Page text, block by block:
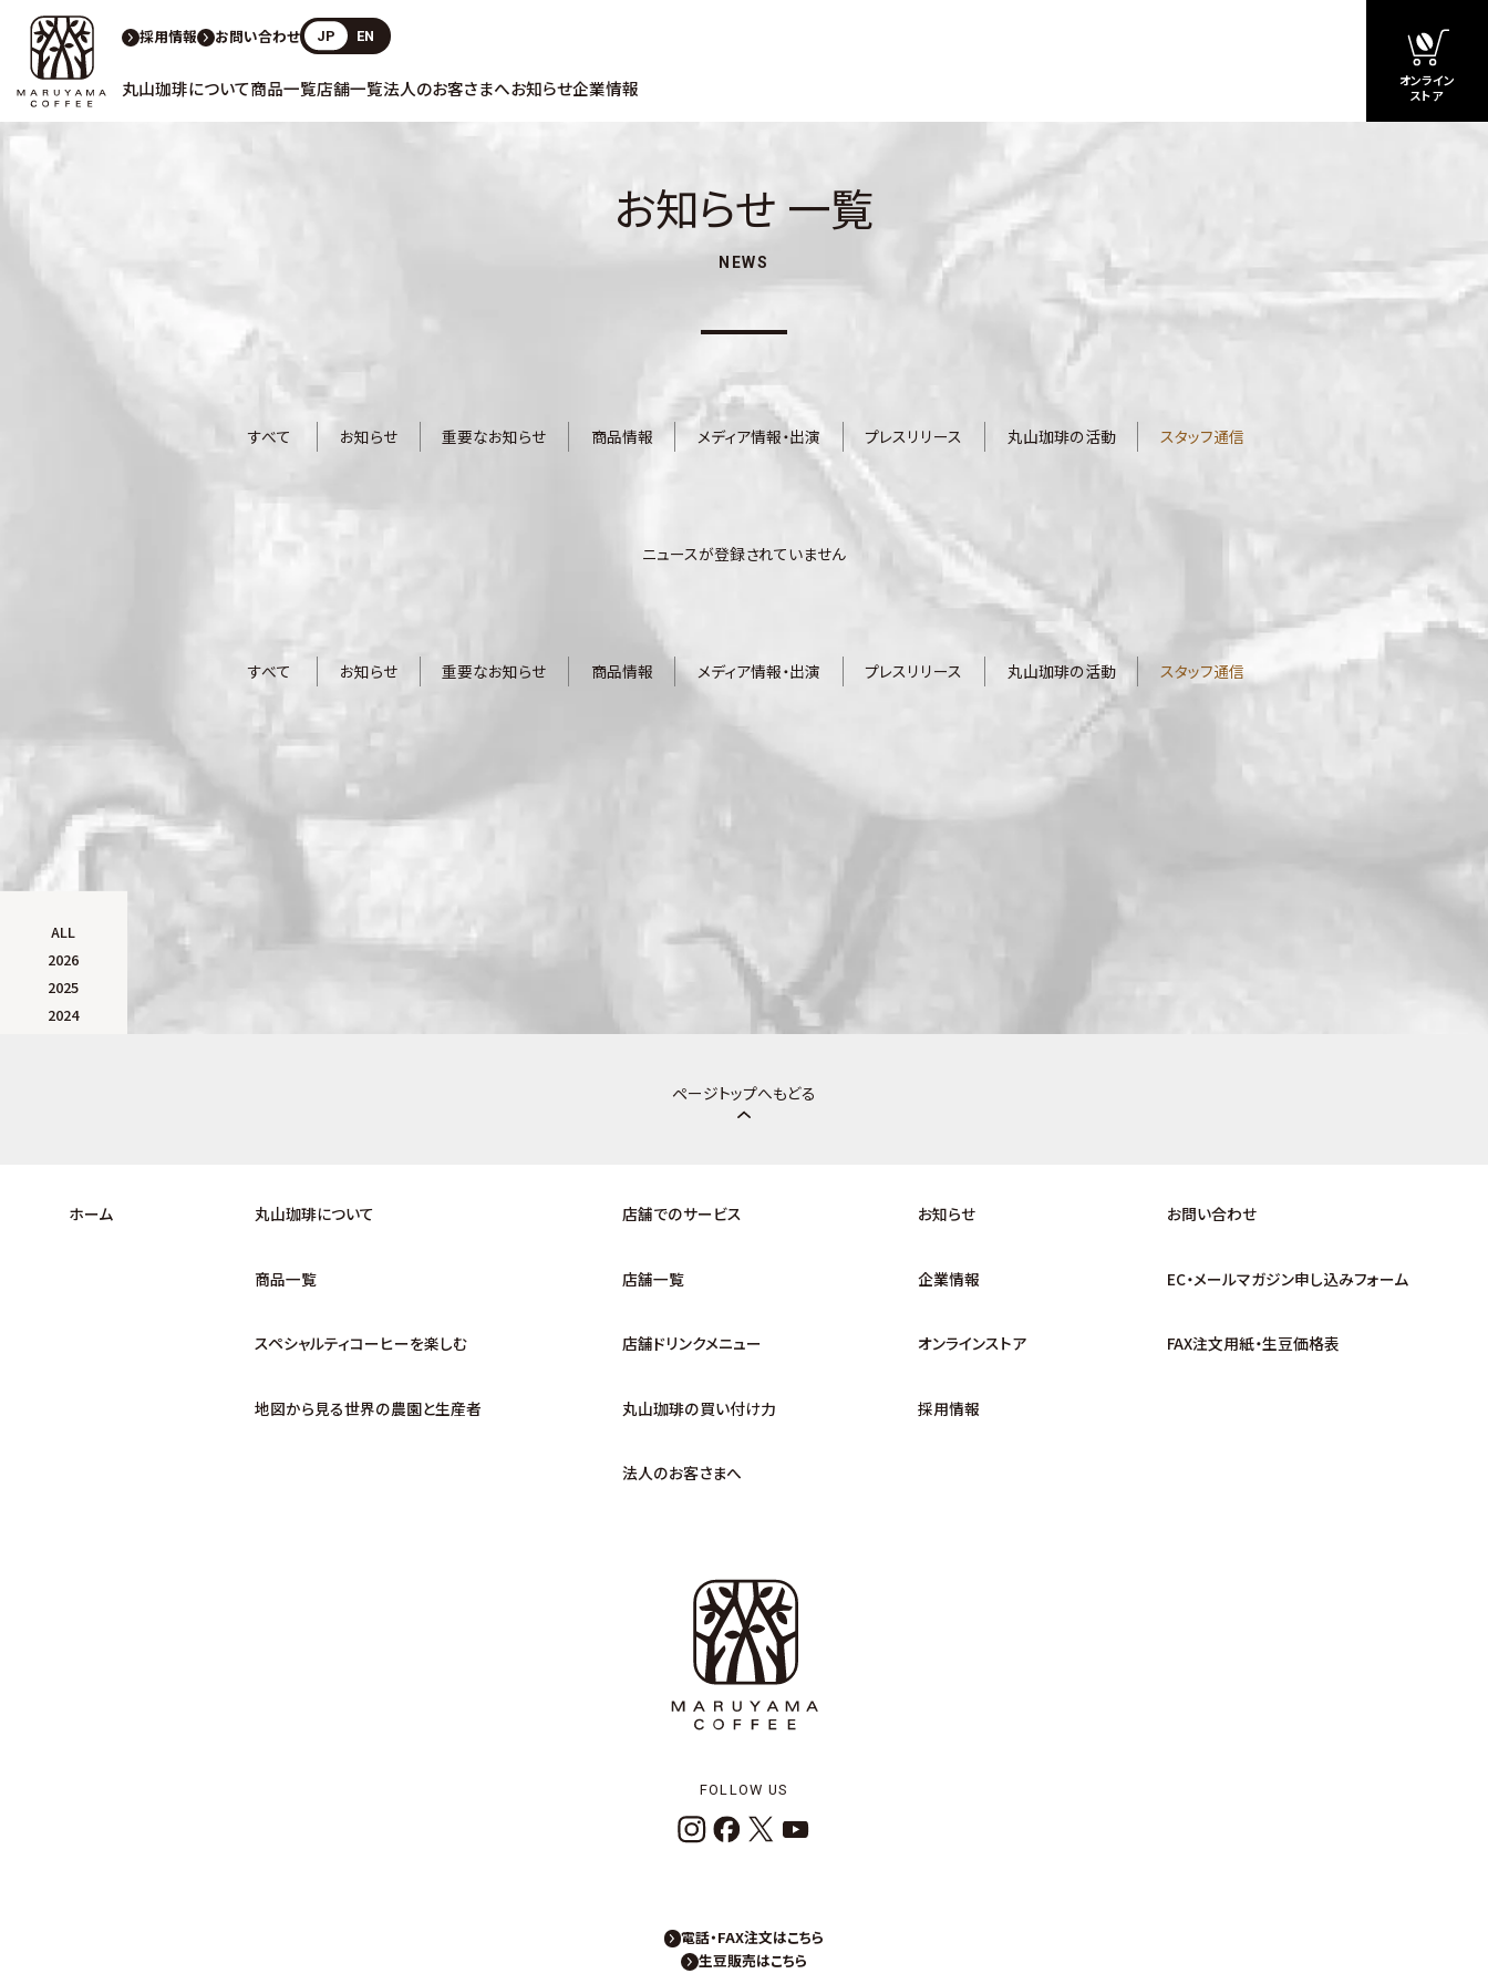
採用情報 お問い合わせ JP EN
丸山珈琲について商品一覧店舗一覧法人のお客さまへお知らせ企業情報
オンライン
ストア
お知らせ 一覧
NEWS
ALL
2026
2025
2024
2017
すべて お知らせ 重要なお知らせ 商品情報 メディア情報・出演 プレスリリース 丸山珈琲の活動 スタッフ通信
ニュースが登録されていません
すべて お知らせ 重要なお知らせ 商品情報 メディア情報・出演 プレスリリース 丸山珈琲の活動 スタッフ通信
ページトップへもどる
ホーム 丸山珈琲について
商品一覧
スペシャルティコーヒーを楽しむ
地図から見る世界の農園と生産者
店舗でのサービス
店舗一覧
店舗ドリンクメニュー
丸山珈琲の買い付け力
法人のお客さまへ
お知らせ
企業情報
オンラインストア
採用情報
お問い合わせ
EC・メールマガジン申し込みフォーム
FAX注文用紙・生豆価格表
FOLLOW US
電話・FAX注文はこちら
生豆販売はこちら